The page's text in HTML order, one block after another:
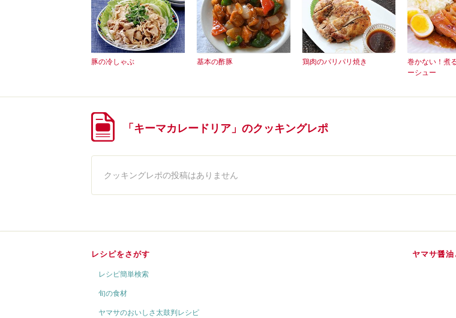
豚の冷しゃぶ 基本の酢豚 鶏肉のパリパリ焼き
巻かない！煮
ーシュー
「キーマカレードリア」のクッキングレポ
クッキングレポの投稿はありません
レシピをさがす
レシピ簡単検索
旬の食材
ヤマサのおいしさ太鼓判レシピ
ヤマサ醤